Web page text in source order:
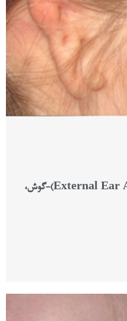
آژنزی گوش خارجی(External Ear Agenesis)-گوش،